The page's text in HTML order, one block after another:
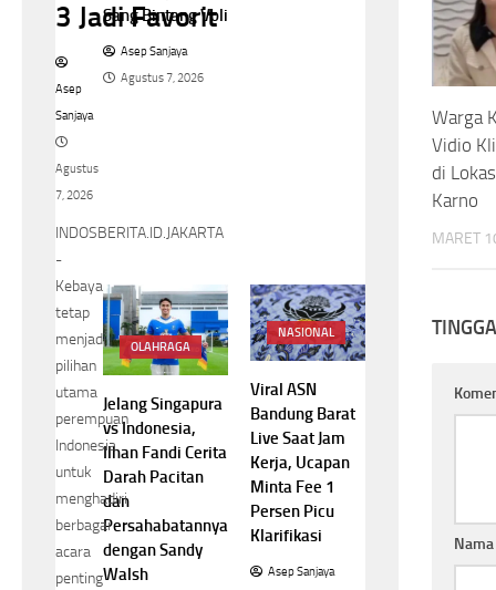
Warga
Vidio
di
Karno
MARET
Nama
3 Jadi Favorit
Asep
Sanjaya
Agustus
7, 2026
INDOSBERITA.ID.JAKARTA
-
Kebaya
tetap
menjadi
pilihan
utama
perempuan
Indonesia
untuk
menghadiri
berbagai
acara
penting
Sang Bintang Voli
Asep Sanjaya
Agustus 7, 2026
OLAHRAGA
Jelang Singapura
vs Indonesia,
Ilhan Fandi Cerita
Darah Pacitan
dan
Persahabatannya
dengan Sandy
Walsh
NASIONAL
Viral ASN
Bandung Barat
Live Saat Jam
Kerja, Ucapan
Minta Fee 1
Persen Picu
Klarifikasi
Asep Sanjaya